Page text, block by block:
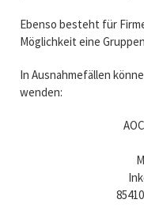
Ebenso besteht für
Möglichkeit eine
In Ausnahmefällen
wenden: